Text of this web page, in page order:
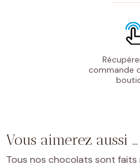
commande
Vous aimerez aussi …
Tous nos chocolats sont faits